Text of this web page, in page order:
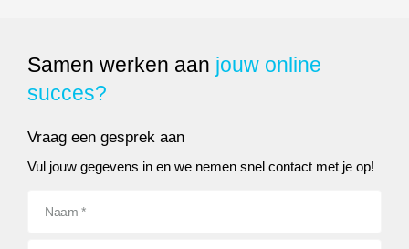
Samen werken aan jouw online
succes?
Vraag een gesprek aan
Vul jouw gegevens in en we nemen snel contact met je op!